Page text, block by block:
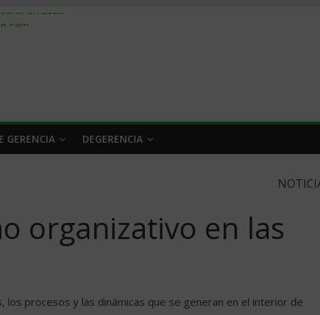
en 2026
hacer
y venderle
GERENCIA DEGERENCIA
organizativo en las
los procesos y las dinámicas que se generan en el interior de